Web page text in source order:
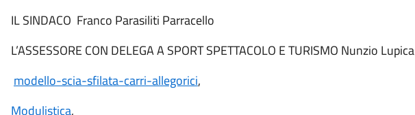
IL SINDACO Franco Parasiliti Parracello
L’ASSESSORE CON DELEGA A SPORT SPETTACOLO E TURISMO Nunzio Lupica
modello-scia-sfilata-carri-allegorici,
Modulistica,